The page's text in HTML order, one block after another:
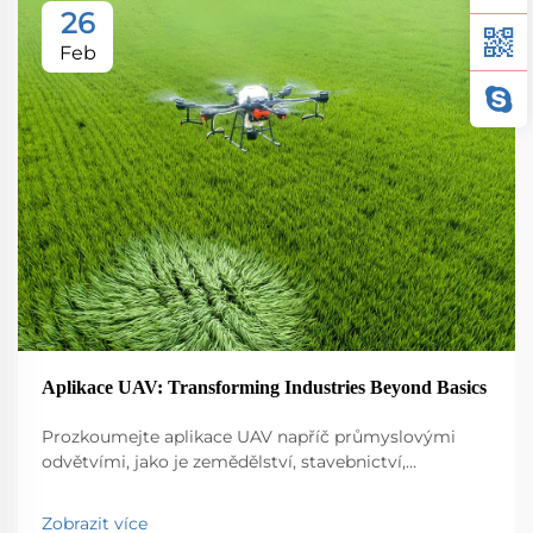
26
Feb
Aplikace UAV: Transforming Industries Beyond Basics
Prozkoumejte aplikace UAV napříč průmyslovými
odvětvími, jako je zemědělství, stavebnictví,
bezpečnost. Objevte jejich vliv na efektivitu a inovace.
Zobrazit více